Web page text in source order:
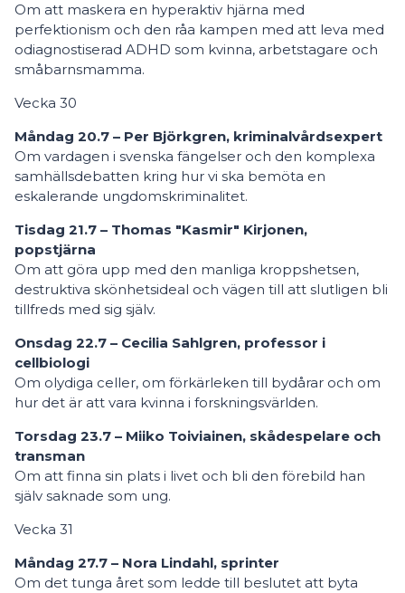
Om att maskera en hyperaktiv hjärna med
perfektionism och den råa kampen med att leva med
odiagnostiserad ADHD som kvinna, arbetstagare och
småbarnsmamma.
Vecka 30
Måndag 20.7 – Per Björkgren, kriminalvårdsexpert
Om vardagen i svenska fängelser och den komplexa
samhällsdebatten kring hur vi ska bemöta en
eskalerande ungdomskriminalitet.
Tisdag 21.7 – Thomas "Kasmir" Kirjonen,
popstjärna
Om att göra upp med den manliga kroppshetsen,
destruktiva skönhetsideal och vägen till att slutligen bli
tillfreds med sig själv.
Onsdag 22.7 – Cecilia Sahlgren, professor i
cellbiologi
Om olydiga celler, om förkärleken till bydårar och om
hur det är att vara kvinna i forskningsvärlden.
Torsdag 23.7 – Miiko Toiviainen, skådespelare och
transman
Om att finna sin plats i livet och bli den förebild han
själv saknade som ung.
Vecka 31
Måndag 27.7 – Nora Lindahl, sprinter
Om det tunga året som ledde till beslutet att byta